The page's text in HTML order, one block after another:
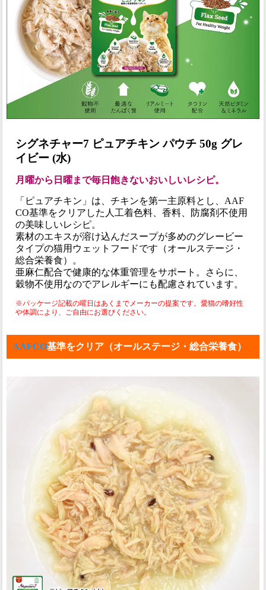
シグネチャー7 ピュアチキン パウチ 50g グレ
イビー (水)
月曜から日曜まで毎日飽きないおいしいレシピ。
「ピュアチキン」は、チキンを第一主原料とし、AAF
CO基準をクリアした人工着色料、香料、防腐剤不使用
の美味しいレシピ。
素材のエキスが溶け込んだスープが多めのグレービー
タイプの猫用ウェットフードです（オールステージ・
総合栄養食）。
亜麻仁配合で健康的な体重管理をサポート。さらに、
穀物不使用なのでアレルギーにも配慮されています。
※パッケージ記載の曜日はあくまでメーカーの提案です。愛猫の嗜好性
や体調により、ご自由にお選びください。
AAFCO基準をクリア（オールステージ・総合栄養食）